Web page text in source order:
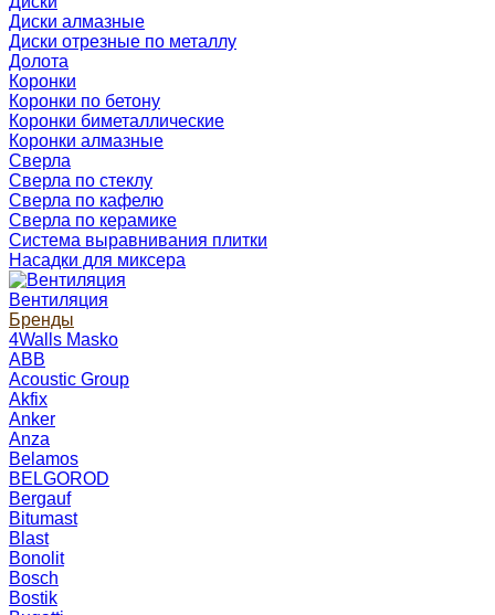
Диски алмазные
Диски отрезные по металлу
Долота
Коронки
Коронки по бетону
Коронки биметаллические
Коронки алмазные
Сверла
Сверла по стеклу
Сверла по кафелю
Сверла по керамике
Система выравнивания плитки
Насадки для миксера
Вентиляция
Бренды
4Walls Masko
ABB
Acoustic Group
Akfix
Anker
Anza
Belamos
BELGOROD
Bergauf
Bitumast
Blast
Bonolit
Bosch
Bostik